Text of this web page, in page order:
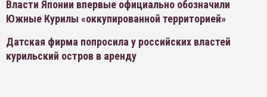
Власти Японии впервые официально обозначили
Южные Курилы «оккупированной территорией»
Датская фирма попросила у российских властей
курильский остров в аренду